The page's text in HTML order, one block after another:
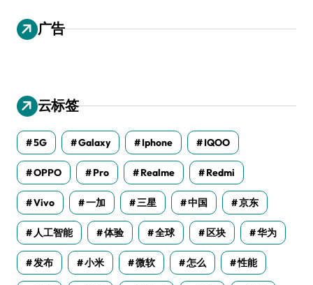
广告
云标签
5G Galaxy Iphone IQOO
OPPO Pro Realme Redmi
Vivo 一加 三星 中国 京东
人工智能 体验 全球 区块 华为
发布 小米 微软 怎么 性能